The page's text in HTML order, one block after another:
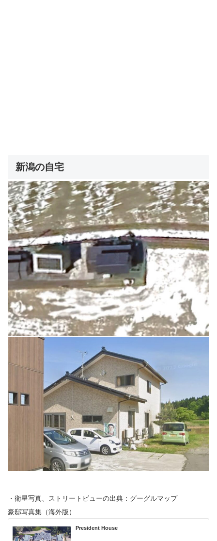
新潟の自宅
・衛星写真、ストリートビューの出典：グーグルマップ
豪邸写真集（海外版）
President House